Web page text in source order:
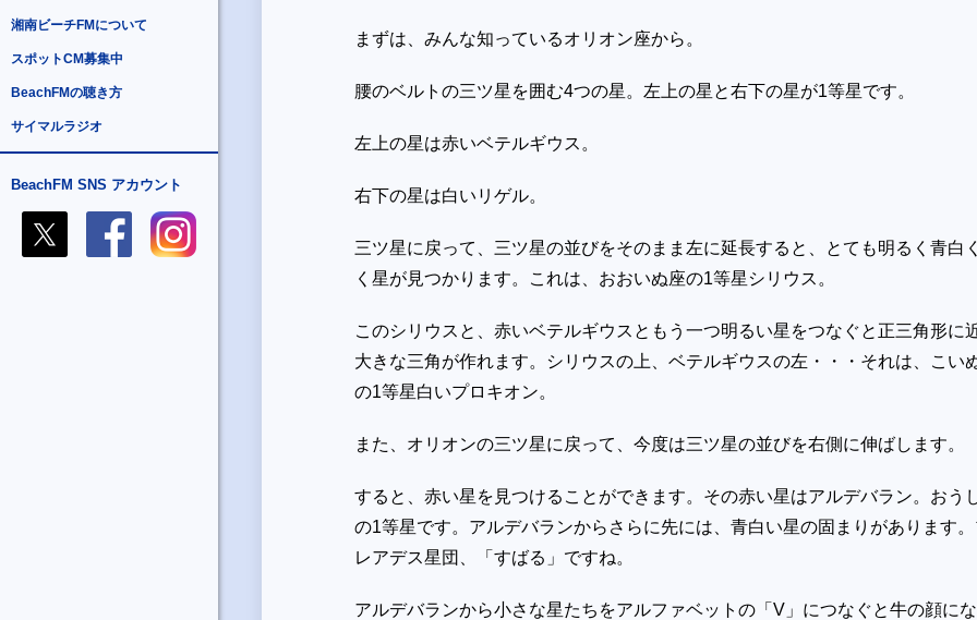
湘南ビーチFMについて
スポットCM募集中
BeachFMの聴き方
サイマルラジオ
BeachFM SNS アカウント
まずは、みんな知っているオリオン座から。
腰のベルトの三ツ星を囲む4つの星。左上の星と右下の星が1等星です。
左上の星は赤いベテルギウス。
右下の星は白いリゲル。
三ツ星に戻って、三ツ星の並びをそのまま左に延長すると、とても明るく青白
く星が見つかります。これは、おおいぬ座の1等星シリウス。
このシリウスと、赤いベテルギウスともう一つ明るい星をつなぐと正三角形に
大きな三角が作れます。シリウスの上、ベテルギウスの左・・・それは、こい
の1等星白いプロキオン。
また、オリオンの三ツ星に戻って、今度は三ツ星の並びを右側に伸ばします。
すると、赤い星を見つけることができます。その赤い星はアルデバラン。おう
の1等星です。アルデバランからさらに先には、青白い星の固まりがあります
レアデス星団、「すばる」ですね。
アルデバランから小さな星たちをアルファベットの「 V 」につなぐと牛の顔に